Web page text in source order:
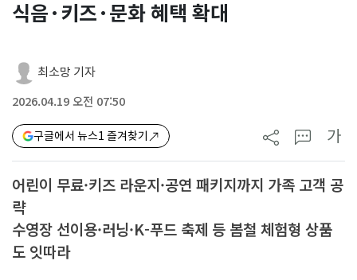
식음·키즈·문화 혜택 확대
최소망 기자
2026.04.19 오전 07:50
구글에서 뉴스1 즐겨찾기 가
어린이 무료·키즈 라운지·공연 패키지까지 가족 고객 공
략
수영장 선이용·러닝·K-푸드 축제 등 봄철 체험형 상품
도 잇따라